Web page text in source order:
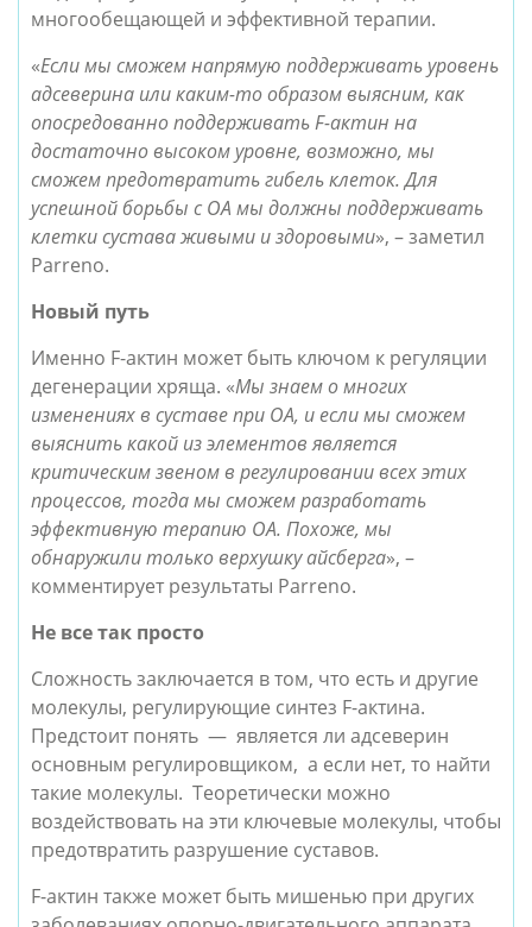
многообещающей и эффективной терапии.
«Если мы сможем напрямую поддерживать уровень
адсеверина или каким-то образом выясним, как
опосредованно поддерживать F-актин на
достаточно высоком уровне, возможно, мы
сможем предотвратить гибель клеток. Для
успешной борьбы с ОА мы должны поддерживать
клетки сустава живыми и здоровыми», – заметил
Parreno.
Новый путь
Именно F-актин может быть ключом к регуляции
дегенерации хряща. «Мы знаем о многих
изменениях в суставе при ОА, и если мы сможем
выяснить какой из элементов является
критическим звеном в регулировании всех этих
процессов, тогда мы сможем разработать
эффективную терапию ОА. Похоже, мы
обнаружили только верхушку айсберга», –
комментирует результаты Parreno.
Не все так просто
Сложность заключается в том, что есть и другие
молекулы, регулирующие синтез F-актина.
Предстоит понять  —  является ли адсеверин
основным регулировщиком,  а если нет, то найти
такие молекулы.  Теоретически можно
воздействовать на эти ключевые молекулы, чтобы
предотвратить разрушение суставов.
F-актин также может быть мишенью при других